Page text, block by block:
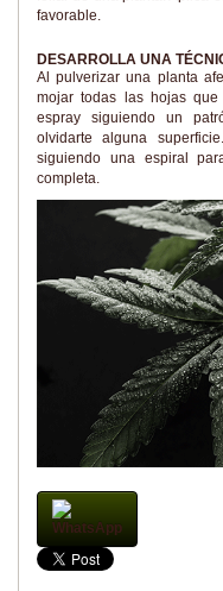
favorable.
DESARROLLA UNA
Al pulverizar una planta
mojar todas las hojas que
espray siguiendo un
olvidarte alguna
siguiendo una espiral
completa.
WhatsApp